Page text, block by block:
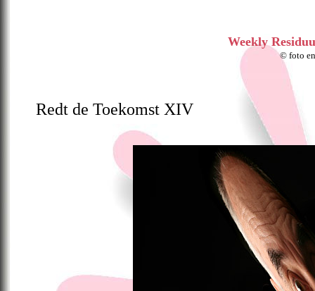
Weekly
© foto
Redt de Toekomst XIV